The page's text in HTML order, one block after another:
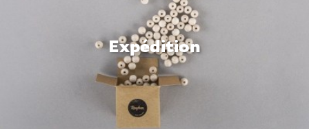
Expédition